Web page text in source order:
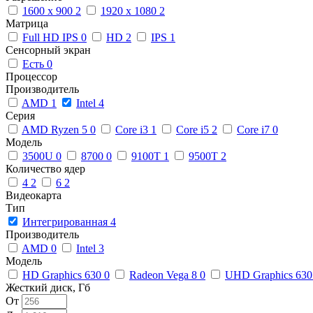
1600 x 900 2 1920 x 1080 2
Матрица
Full HD IPS 0 HD 2 IPS 1
Сенсорный экран
Есть 0
Процессор
Производитель
AMD 1 Intel 4
Серия
AMD Ryzen 5 0 Core i3 1 Core i5 2 Core i7 0
Модель
3500U 0 8700 0 9100T 1 9500T 2
Количество ядер
4 2 6 2
Видеокарта
Тип
Интегрированная 4
Производитель
AMD 0 Intel 3
Модель
HD Graphics 630 0 Radeon Vega 8 0
UHD Graphics
Жесткий диск, Гб
От